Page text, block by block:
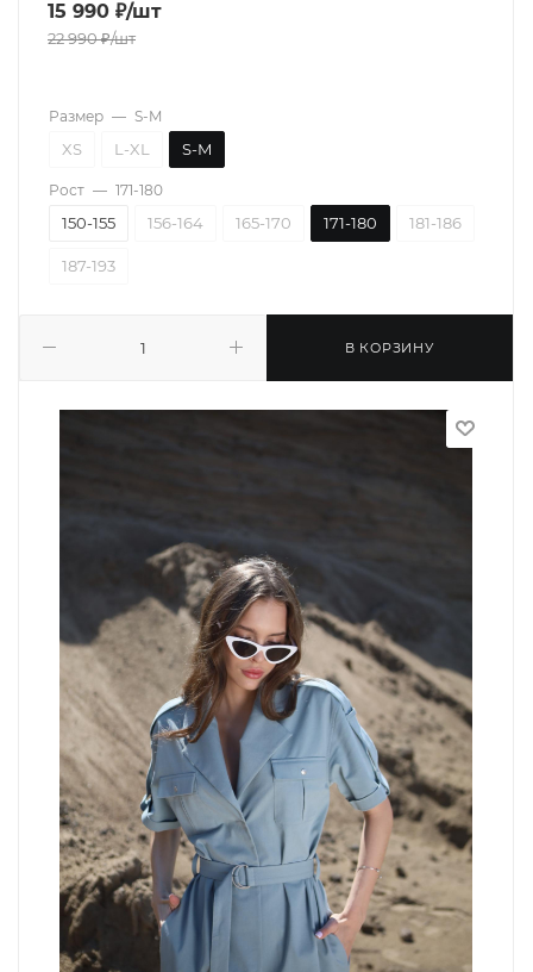
15 990 ₽/шт
22 990₽/шт
В КОРЗИНУ
Размер — S-M
XS L-XL S-M
Рост — 171-180
150-155 156-164 165-170 171-180 181-186
187-193